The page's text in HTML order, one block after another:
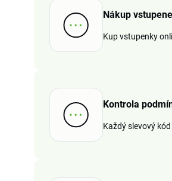
Nákup
Kup vstupenky
Kontrola
Každý slevový